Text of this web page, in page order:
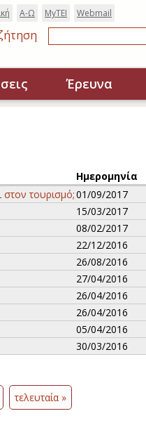
Webmail
MyTEI
Α-Ω
Έρευνα
Ημερομηνία
στον τουρισμό;01/09/2017
15/03/2017
08/02/2017
22/12/2016
26/08/2016
27/04/2016
26/04/2016
26/04/2016
05/04/2016
30/03/2016
τελευταία »